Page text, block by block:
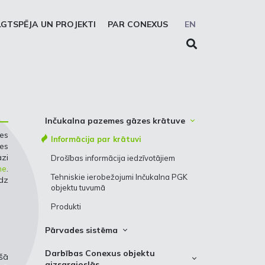
EN
UN PROJEKTI PAR CONEXUS
.
Inčukalna pazemes gāzes krātuve
Informācija par krātuvi
Drošības informācija iedzīvotājiem
Tehniskie ierobežojumi Inčukalna PGK
objektu tuvumā
Produkti
Pārvades sistēma
Gāzes pārvades sistēma
Darbības Conexus objektu